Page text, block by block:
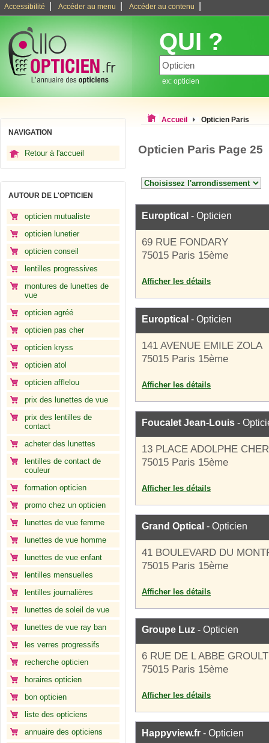
Accessibilité Accéder au menu Accéder au contenu
QUI ?
ex: opticien
NAVIGATION
Retour à l'accueil
AUTOUR DE L'OPTICIEN
opticien mutualiste
opticien lunetier
opticien conseil
lentilles progressives
montures de lunettes de
vue
opticien agréé
opticien pas cher
opticien kryss
opticien atol
opticien afflelou
prix des lunettes de vue
prix des lentilles de
contact
acheter des lunettes
lentilles de contact de
couleur
formation opticien
promo chez un opticien
lunettes de vue femme
lunettes de vue homme
lunettes de vue enfant
lentilles mensuelles
lentilles journalières
lunettes de soleil de vue
lunettes de vue ray ban
les verres progressifs
recherche opticien
horaires opticien
bon opticien
liste des opticiens
annuaire des opticiens
Accueil Opticien Paris
Opticien Paris Page 25
Europtical - Opticien
69 RUE FONDARY
75015 Paris 15ème
Afficher les détails
Europtical - Opticien
141 AVENUE EMILE ZOLA
75015 Paris 15ème
Afficher les détails
Foucalet Jean-Louis -
13 PLACE ADOLPHE
75015 Paris 15ème
Afficher les détails
Grand Optical - Opticien
41 BOULEVARD DU
75015 Paris 15ème
Afficher les détails
Groupe Luz - Opticien
6 RUE DE L ABBE GROULT
75015 Paris 15ème
Afficher les détails
Happyview.fr - Opticien